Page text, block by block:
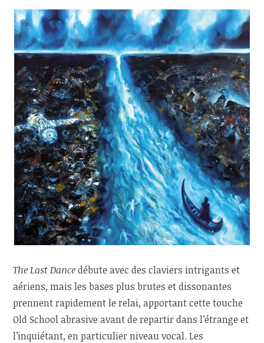
The Last Dancedébute avec des claviers intrigants et
aériens, mais les bases plus brutes et dissonantes
prennent rapidement le relai, apportant cette touche
Old School abrasive avant de repartir dans l’étrange et
l’inquiétant, en particulier niveau vocal. Les